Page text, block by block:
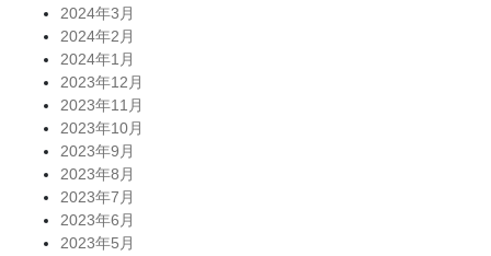
2024年3月
2024年2月
2024年1月
2023年12月
2023年11月
2023年10月
2023年9月
2023年8月
2023年7月
2023年6月
2023年5月